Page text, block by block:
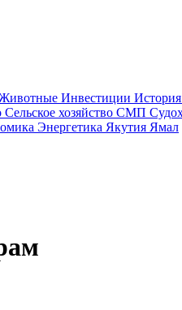
Инвестиции История
Сельское хозяйство СМП
Энергетика Якутия Ямал